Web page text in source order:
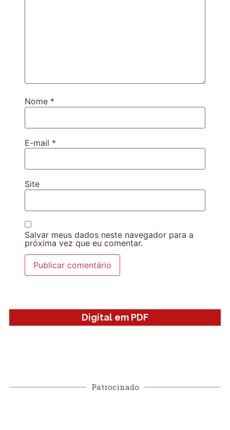
Nome *
E-mail *
Site
Salvar meus dados neste navegador para a
próxima vez que eu comentar.
Digital em PDF
Patrocinado